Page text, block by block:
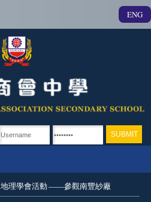
ENG
地理學會活動 ——參觀南豐紗廠